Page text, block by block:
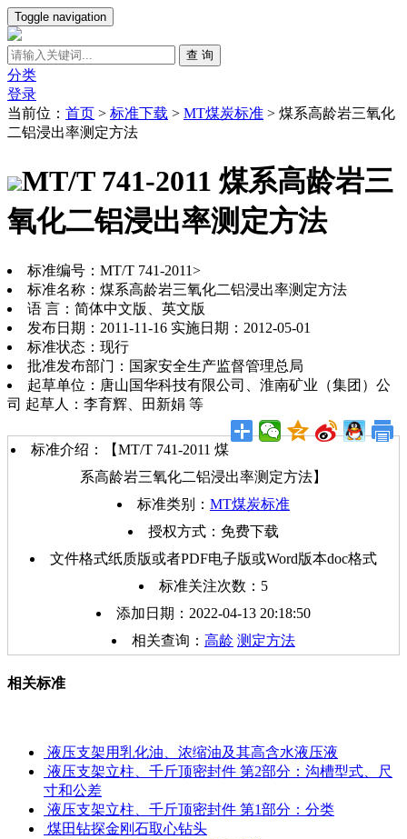
Toggle navigation
查 询
分类
登录
当前位： 首页 > 标准下载 > MT煤炭标准 > 煤系高龄岩三氧化
二铝浸出率测定方法
MT/T 741-2011 煤系高龄岩三
氧化二铝浸出率测定方法
标准编号：MT/T 741-2011>
标准名称：煤系高龄岩三氧化二铝浸出率测定方法
语 言：简体中文版、英文版
发布日期：2011-11-16 实施日期：2012-05-01
标准状态：现行
批准发布部门：国家安全生产监督管理总局
起草单位：唐山国华科技有限公司、淮南矿业（集团）公
司 起草人：李育辉、田新娟 等
标准介绍：【MT/T 741-2011 煤
系高龄岩三氧化二铝浸出率测定方法】
标准类别： MT煤炭标准
授权方式：免费下载
文件格式纸质版或者PDF电子版或Word版本doc格式
标准关注次数： 5
添加日期：2022-04-13 20:18:50
相关查询： 高龄 测定方法
相关标准
液压支架用乳化油、浓缩油及其高含水液压液
液压支架立柱、千斤顶密封件 第2部分：沟槽型式、尺
寸和公差
液压支架立柱、千斤顶密封件 第1部分：分类
煤田钻探金刚石取心钻头